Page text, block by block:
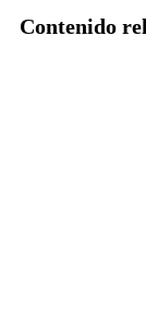
Contenido